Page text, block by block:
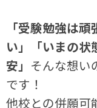
「受験勉強は
い」「いまの状
安」 そんな想い
です！
他校との併願可